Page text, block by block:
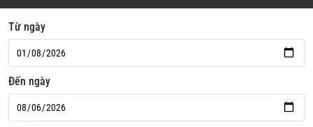
Từ ngày
Đến ngày